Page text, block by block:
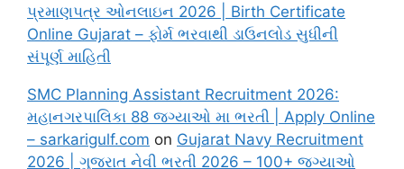
પ્રમાણપત્ર ઓનલાઇન 2026 | Birth Certificate
Online Gujarat – ફોર્મ ભરવાથી ડાઉનલોડ સુધીની
સંપૂર્ણ માહિતી
SMC Planning Assistant Recruitment 2026:
મહાનગરપાલિકા 88 જગ્યાઓ મા ભરતી | Apply Online
– sarkarigulf.com on Gujarat Navy Recruitment
2026 | ગુજરાત નેવી ભરતી 2026 – 100+ જગ્યાઓ